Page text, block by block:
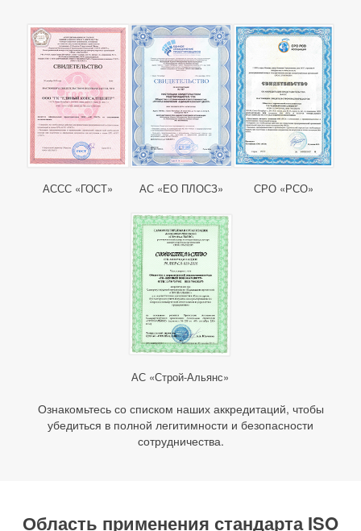
АССС «ГОСТ» АС «ЕО ПЛОСЗ» СРО «РСО»
АС «Строй-Альянс»
Ознакомьтесь со списком наших аккредитаций, чтобы
убедиться в полной легитимности и безопасности
сотрудничества.
Область применения стандарта ISO